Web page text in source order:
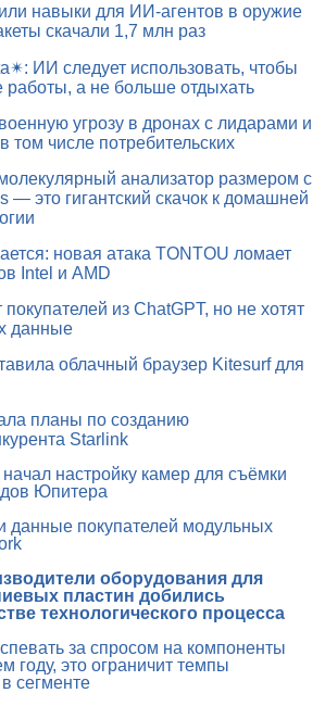
навыки для ИИ-агентов в оружие
скачали 1,7 млн раз
ИИ следует использовать, чтобы
а не больше отдыхать
угрозу в дронах с лидарами и
числе потребительских
анализатор размером с
— это гигантский скачок к домашней
новая атака TONTOU ломает
Intel и AMD
из ChatGPT, но не хотят
данные
облачный браузер Kitesurf для
планы по созданию
Starlink
настройку камер для съёмки
Юпитера
данные покупателей модульных
оборудования для
пластин добились
технологического процесса
за спросом на компоненты
это ограничит темпы
сегменте